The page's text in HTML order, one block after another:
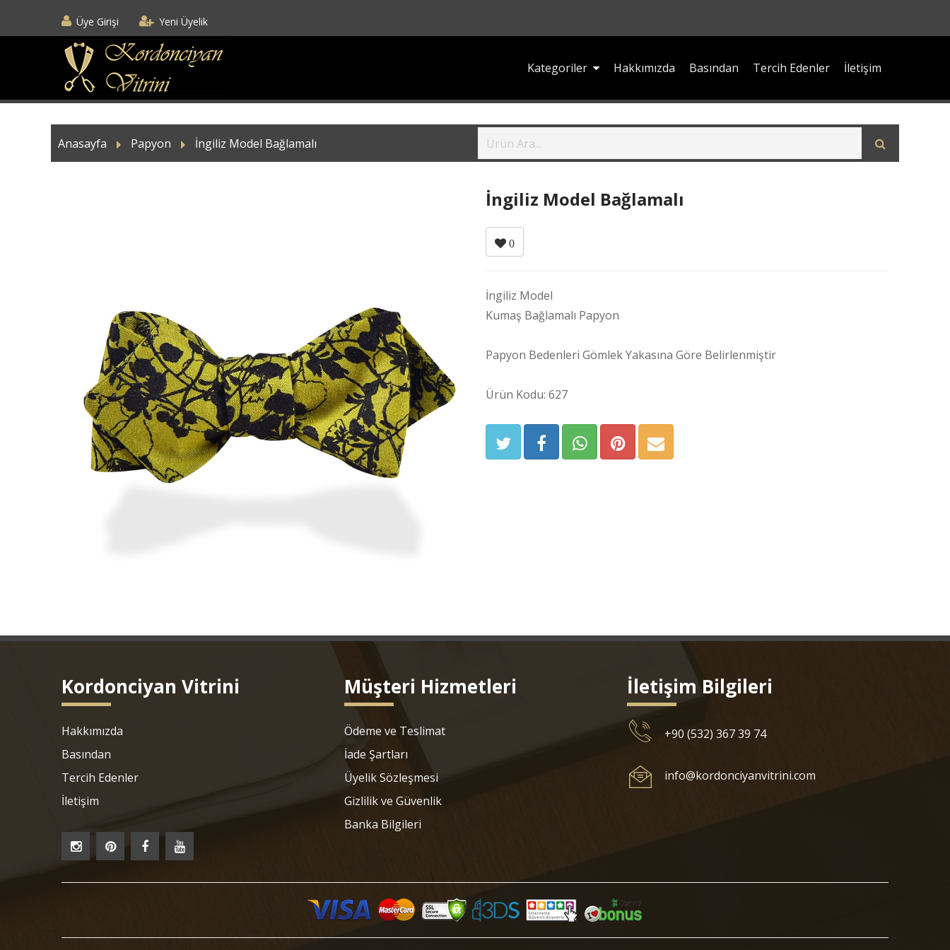
Üye Girişi Yeni Üyelik
Kategoriler Hakkımızda Basından Tercih Edenler İletişim
Anasayfa Papyon İngiliz Model Bağlamalı
İngiliz Model Bağlamalı
0
İngiliz Model
Kumaş Bağlamalı Papyon
Papyon Bedenleri Gömlek Yakasına Göre Belirlenmiştir
Ürün Kodu: 627
Kordonciyan Vitrini
Hakkımızda
Basından
Tercih Edenler
İletişim
Müşteri Hizmetleri
Ödeme ve Teslimat
İade Şartları
Üyelik Sözleşmesi
Gizlilik ve Güvenlik
Banka Bilgileri
İletişim Bilgileri
+90 (532) 367 39 74
info@kordonciyanvitrini.com